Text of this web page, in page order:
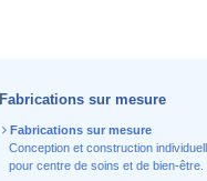
Fabrications sur mesure
Fabrications sur mesure
Conception et construction
pour centre de soins et de bien-être.